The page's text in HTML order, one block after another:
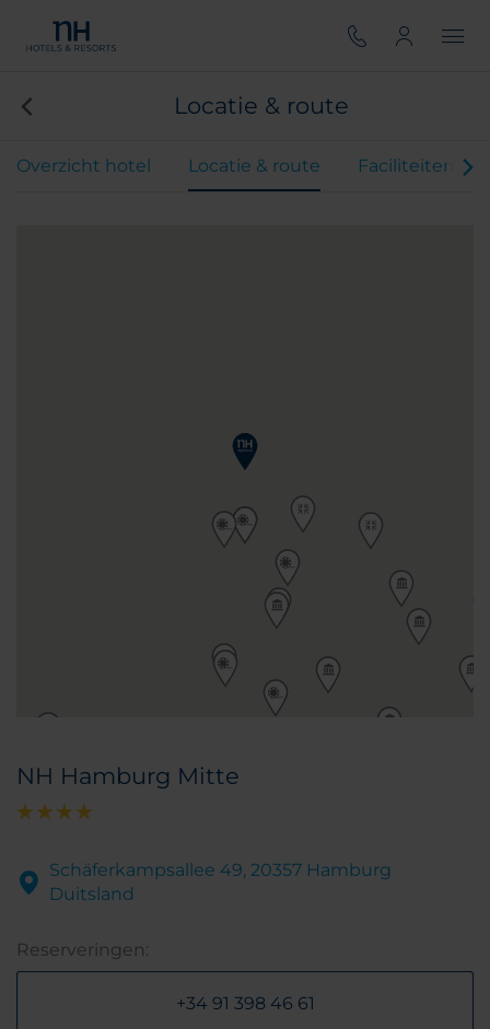
Locatie & route
Overzicht hotel Locatie & route Faciliteiten
NH Hamburg Mitte
Schäferkampsallee 49, 20357 Hamburg
Duitsland
Reserveringen:
+34 91 398 46 61